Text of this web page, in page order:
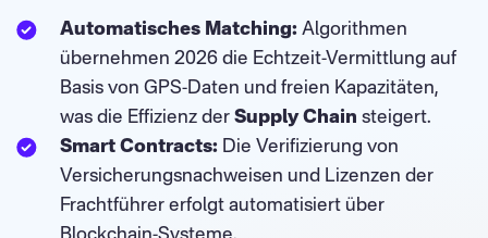
Automatisches Matching: Algorithmen
übernehmen 2026 die Echtzeit-Vermittlung auf
Basis von GPS-Daten und freien Kapazitäten,
was die Effizienz der Supply Chain steigert.
Smart Contracts: Die Verifizierung von
Versicherungsnachweisen und Lizenzen der
Frachtführer erfolgt automatisiert über